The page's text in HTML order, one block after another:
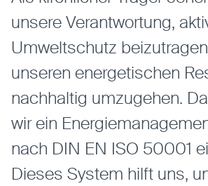
unsere Verantwortung,
Umweltschutz
unseren energetischen
nachhaltig umzugehen.
wir ein
nach DIN EN ISO 50001
Dieses System hilft uns,
Anzeige von Karten-Elementen
Anbietern
OpenStreetMap
Anbieter:
OpenStreetMap